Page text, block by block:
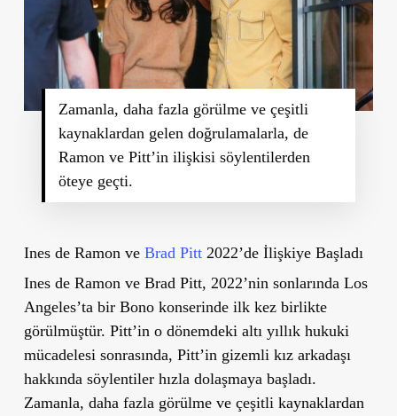
Zamanla, daha fazla görülme ve çeşitli
kaynaklardan gelen doğrulamalarla, de
Ramon ve Pitt’in ilişkisi söylentilerden
öteye geçti.
Ines de Ramon ve Brad Pitt2022’de İlişkiye Başladı
Ines de Ramon ve Brad Pitt, 2022’nin sonlarında Los
Angeles’ta bir Bono konserinde ilk kez birlikte
görülmüştür. Pitt’in o dönemdeki altı yıllık hukuki
mücadelesi sonrasında, Pitt’in gizemli kız arkadaşı
hakkında söylentiler hızla dolaşmaya başladı.
Zamanla, daha fazla görülme ve çeşitli kaynaklardan